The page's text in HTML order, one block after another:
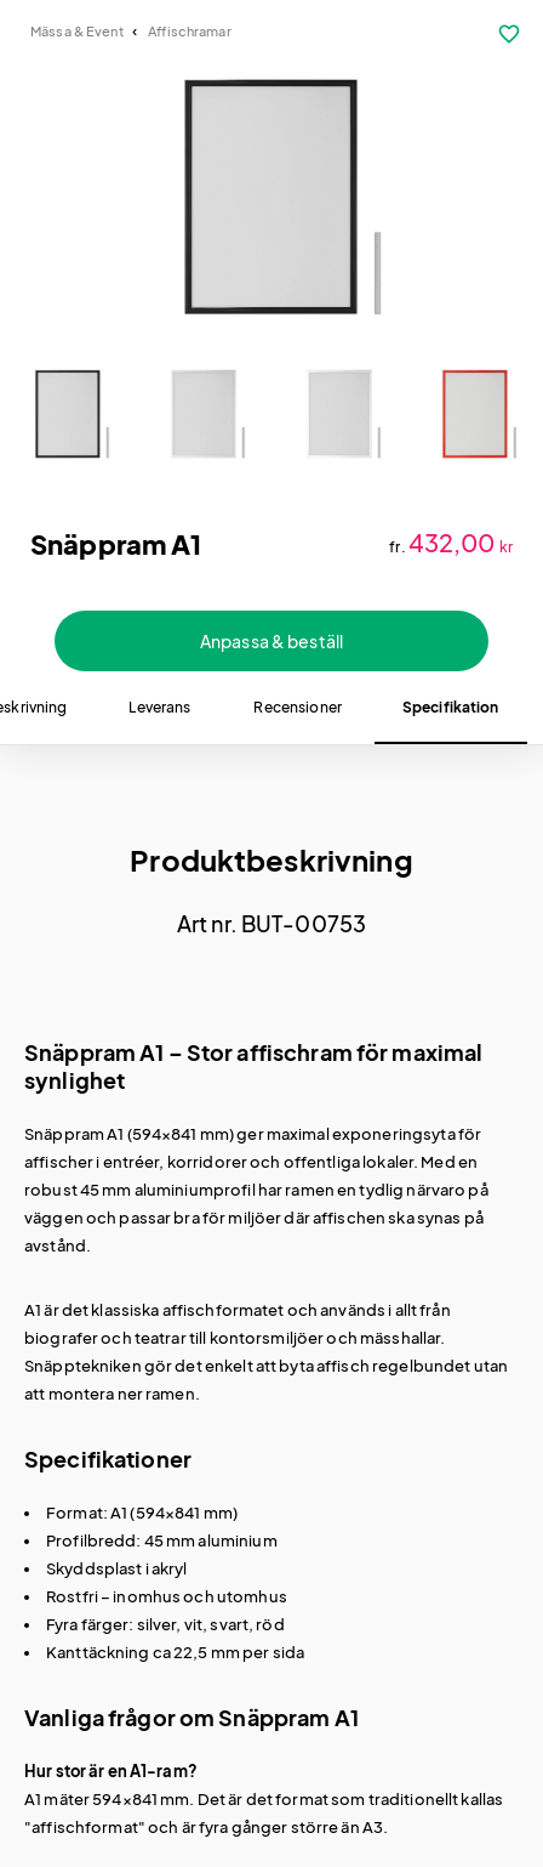
Mässa & Event Affischramar favorite_border
Snäppram A1 fr. 432,00 kr
Anpassa & beställ
Leverans Recensioner Specifikation
Produktbeskrivning
Art nr. BUT-00753
Snäppram A1 – Stor affischram för maximal
synlighet
Snäppram A1 (594×841 mm) ger maximal exponeringsyta för
affischer i entréer, korridorer och offentliga lokaler. Med en
robust 45 mm aluminiumprofil har ramen en tydlig närvaro på
väggen och passar bra för miljöer där affischen ska synas på
avstånd.
A1 är det klassiska affischformatet och används i allt från
biografer och teatrar till kontorsmiljöer och mässhallar.
Snäpptekniken gör det enkelt att byta affisch regelbundet utan
att montera ner ramen.
Specifikationer
Format: A1 (594×841 mm)
Profilbredd: 45 mm aluminium
Skyddsplast i akryl
Rostfri – inomhus och utomhus
Fyra färger: silver, vit, svart, röd
Kanttäckning ca 22,5 mm per sida
Vanliga frågor om Snäppram A1
Hur stor är en A1-ram?
A1 mäter 594×841 mm. Det är det format som traditionellt kallas
"affischformat" och är fyra gånger större än A3.